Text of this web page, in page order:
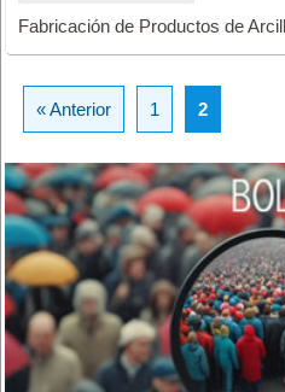
Fabricación de Productos de
« Anterior 1 2